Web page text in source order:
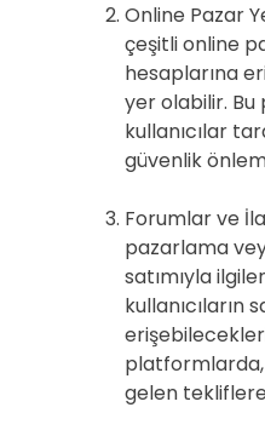
Online Pazar
çeşitli online
hesaplarına
yer olabilir.
kullanıcılar
güvenlik
Forumlar ve
pazarlama
satımıyla
kullanıcıların
gelen